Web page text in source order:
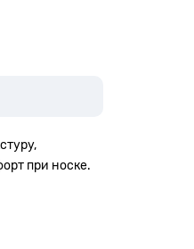
при носке.